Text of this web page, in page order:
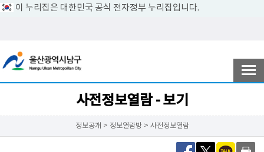
이 누리집은 대한민국 공식 전자정부 누리집입니다.
참여ㆍ소통
남구소개
정보공개 > 정보열람방 > 사전정보열람
사전정보열람 - 보기